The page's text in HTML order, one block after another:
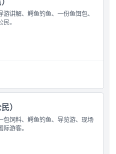
讲解、鳄鱼钓鱼、一份鱼饵包、
。
）
包饲料、鳄鱼钓鱼、导览游、现场
游客。